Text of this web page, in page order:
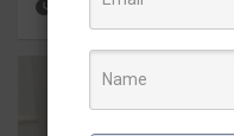
18 hours ago